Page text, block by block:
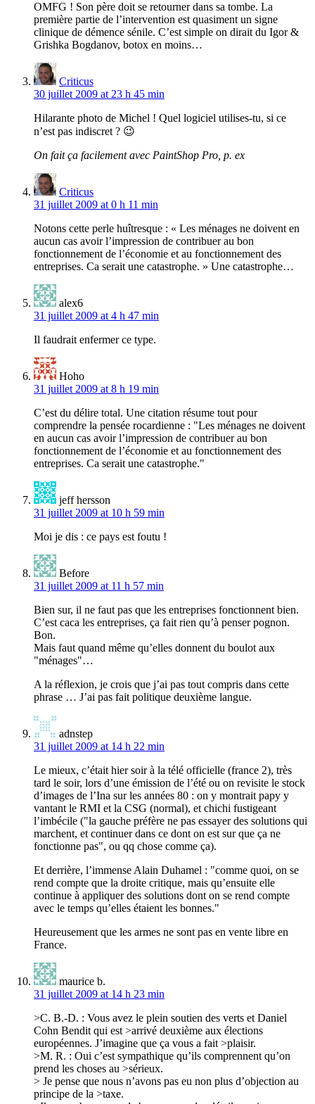
OMFG ! Son père doit se retourner dans sa tombe. La
première partie de l’intervention est quasiment un signe
clinique de démence sénile. C’est simple on dirait du Igor &
Grishka Bogdanov, botox en moins…
Criticus
30 juillet 2009 at 23 h 45 min
Hilarante photo de Michel ! Quel logiciel utilises-tu, si ce
n’est pas indiscret ? 😉
On fait ça facilement avec PaintShop Pro, p. ex
Criticus
31 juillet 2009 at 0 h 11 min
Notons cette perle huîtresque : « Les ménages ne doivent en
aucun cas avoir l’impression de contribuer au bon
fonctionnement de l’économie et au fonctionnement des
entreprises. Ca serait une catastrophe. » Une catastrophe…
alex6
31 juillet 2009 at 4 h 47 min
Il faudrait enfermer ce type.
Hoho
31 juillet 2009 at 8 h 19 min
C’est du délire total. Une citation résume tout pour
comprendre la pensée rocardienne : "Les ménages ne doivent
en aucun cas avoir l’impression de contribuer au bon
fonctionnement de l’économie et au fonctionnement des
entreprises. Ca serait une catastrophe."
jeff hersson
31 juillet 2009 at 10 h 59 min
Moi je dis : ce pays est foutu !
Before
31 juillet 2009 at 11 h 57 min
Bien sur, il ne faut pas que les entreprises fonctionnent bien.
C’est caca les entreprises, ça fait rien qu’à penser pognon.
Bon.
Mais faut quand même qu’elles donnent du boulot aux
"ménages"…
A la réflexion, je crois que j’ai pas tout compris dans cette
phrase … J’ai pas fait politique deuxième langue.
adnstep
31 juillet 2009 at 14 h 22 min
Le mieux, c’était hier soir à la télé officielle (france 2), très
tard le soir, lors d’une émission de l’été ou on revisite le stock
d’images de l’Ina sur les années 80 : on y montrait papy y
vantant le RMI et la CSG (normal), et chichi fustigeant
l’imbécile ("la gauche préfère ne pas essayer des solutions qui
marchent, et continuer dans ce dont on est sur que ça ne
fonctionne pas", ou qq chose comme ça).
Et derrière, l’immense Alain Duhamel : "comme quoi, on se
rend compte que la droite critique, mais qu’ensuite elle
continue à appliquer des solutions dont on se rend compte
avec le temps qu’elles étaient les bonnes."
Heureusement que les armes ne sont pas en vente libre en
France.
maurice b.
31 juillet 2009 at 14 h 23 min
>C. B.-D. : Vous avez le plein soutien des verts et Daniel
Cohn Bendit qui est >arrivé deuxième aux élections
européennes. J’imagine que ça vous a fait >plaisir.
>M. R. : Oui c’est sympathique qu’ils comprennent qu’on
prend les choses au >sérieux.
> Je pense que nous n’avons pas eu non plus d’objection au
principe de la >taxe.